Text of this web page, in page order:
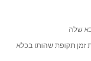
שלה
זמן תקופת שהותו בכלא